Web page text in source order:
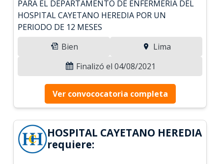
PARA EL DEPARTAMENTO DE ENFERMERÍA DEL
HOSPITAL CAYETANO HEREDIA POR UN
PERIODO DE 12 MESES
Bien
Lima
Finalizó el 04/08/2021
Ver convococatoria completa
HOSPITAL CAYETANO HEREDIA
requiere: